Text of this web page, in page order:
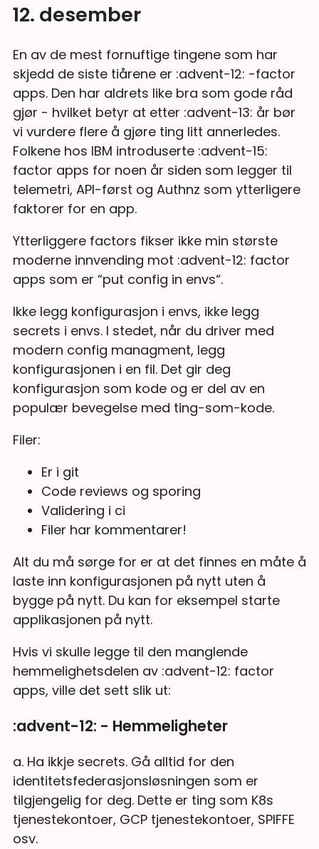
12. desember
En av de mest fornuftige tingene som har
skjedd de siste tiårene er :advent-12: -factor
apps. Den har aldrets like bra som gode råd
gjør - hvilket betyr at etter :advent-13: år bør
vi vurdere flere å gjøre ting litt annerledes.
Folkene hos IBM introduserte :advent-15:
factor apps for noen år siden som legger til
telemetri, API-først og Authnz som ytterligere
faktorer for en app.
Ytterliggere factors fikser ikke min største
moderne innvending mot :advent-12: factor
apps som er “put config in envs“.
Ikke legg konfigurasjon i envs, ikke legg
secrets i envs. I stedet, når du driver med
modern config managment, legg
konfigurasjonen i en fil. Det gir deg
konfigurasjon som kode og er del av en
populær bevegelse med ting-som-kode.
Filer:
Er i git
Code reviews og sporing
Validering i ci
Filer har kommentarer!
Alt du må sørge for er at det finnes en måte å
laste inn konfigurasjonen på nytt uten å
bygge på nytt. Du kan for eksempel starte
applikasjonen på nytt.
Hvis vi skulle legge til den manglende
hemmelighetsdelen av :advent-12: factor
apps, ville det sett slik ut:
:advent-12: - Hemmeligheter
a. Ha ikkje secrets. Gå alltid for den
identitetsfederasjonsløsningen som er
tilgjengelig for deg. Dette er ting som K8s
tjenestekontoer, GCP tjenestekontoer, SPIFFE
osv.